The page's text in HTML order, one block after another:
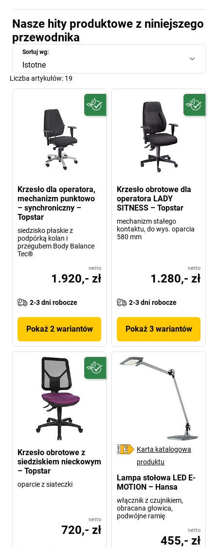
Nasze hity produktowe z niniejszego
przewodnika
Sortuj wg:
Istotne
Liczba artykułów: 19
Krzesło dla operatora,
mechanizm punktowo
– synchroniczny –
Topstar
siedzisko płaskie z
podpórką kolan i
przegubem Body Balance
Tec®
netto
1.920,- zł
2-3 dni robocze
Pokaż 2 wariantów
Krzesło obrotowe dla
operatora LADY
SITNESS – Topstar
mechanizm stałego
kontaktu, do wys. oparcia
580 mm
netto
1.280,- zł
2-3 dni robocze
Pokaż 3 wariantów
Krzesło obrotowe z
siedziskiem nieckowym
– Topstar
oparcie z siateczki
netto
720,- zł
Karta katalogowa
produktu
Lampa stołowa LED E-
MOTION – Hansa
włącznik z czujnikiem,
obracana głowica,
podwójne ramię
netto
455,- zł